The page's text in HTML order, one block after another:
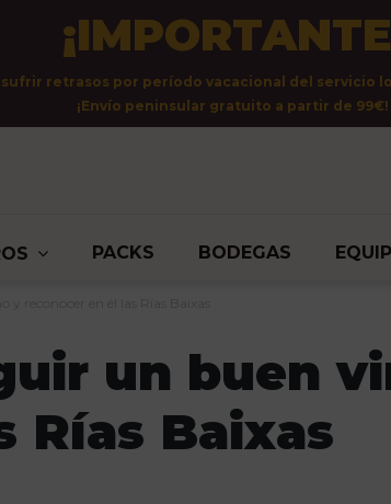
retrasos por período vacacional del servicio
¡Envío peninsular gratuito a partir de 99€!
PACKS BODEGAS
un buen
Rías Baixas